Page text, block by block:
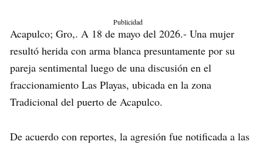
Publicidad
Acapulco; Gro,. A 18 de mayo del 2026.- Una mujer
resultó herida con arma blanca presuntamente por su
pareja sentimental luego de una discusión en el
fraccionamiento Las Playas, ubicada en la zona
Tradicional del puerto de Acapulco.
De acuerdo con reportes, la agresión fue notificada a las